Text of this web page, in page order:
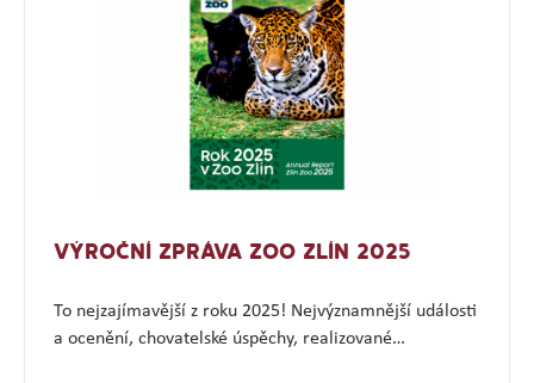
VÝROČNÍ ZPRÁVA ZOO ZLÍN 2025
To nejzajímavější z roku 2025! Nejvýznamnější události
a ocenění, chovatelské úspěchy, realizované…